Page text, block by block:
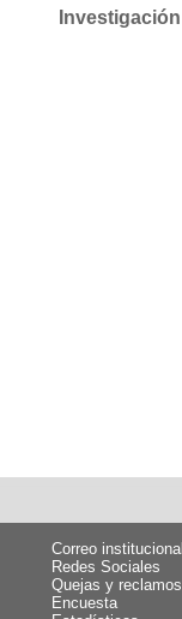
Correo institucional
Redes Sociales
Quejas y reclamos
Encuesta